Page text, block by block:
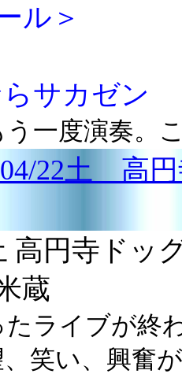
ル ＞
サカゼン
一度演奏。
04/22土 高
高円寺ドッ
蔵
ライブが終
笑い、興奮